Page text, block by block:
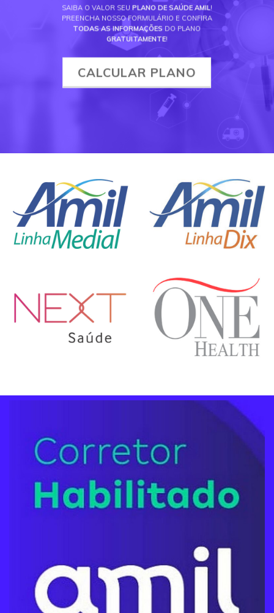
SAIBA O VALOR SEU PLANO DE SAÚDE AMIL!
PREENCHA NOSSO FORMULÁRIO E CONFIRA
TODAS AS INFORMAÇÕES DO PLANO
GRATUITAMENTE!
CALCULAR PLANO